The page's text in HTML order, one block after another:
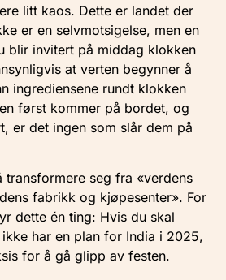
litt kaos. Dette er landet der
er en selvmotsigelse, men en
blir invitert på middag klokken
at verten begynner å
ingrediensene rundt klokken
først kommer på bordet, og
er det ingen som slår dem på
transformere seg fra «verdens
fabrikk og kjøpesenter». For
dette én ting: Hvis du skal
har en plan for India i 2025,
for å gå glipp av festen.